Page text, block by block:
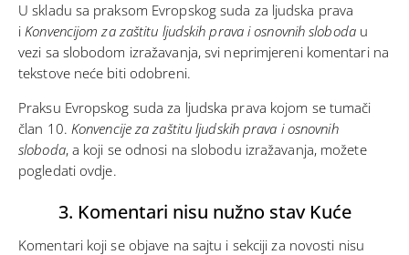
U skladu sa praksom Evropskog suda za ljudska prava
i Konvencijom za zaštitu ljudskih prava i osnovnih slobodau
vezi sa slobodom izražavanja, svi neprimjereni komentari na
tekstove neće biti odobreni.
Praksu Evropskog suda za ljudska prava kojom se tumači
član 10. Konvencije za zaštitu ljudskih prava i osnovnih
sloboda, a koji se odnosi na slobodu izražavanja, možete
pogledati ovdje.
3. Komentari nisu nužno stav Kuće
Komentari koji se objave na sajtu i sekciji za novosti nisu